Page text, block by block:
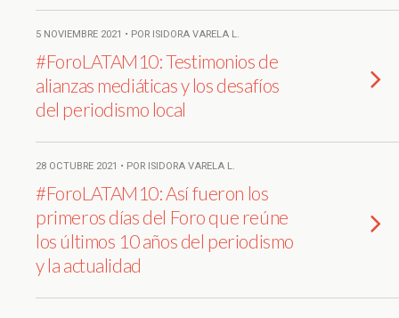
5 NOVIEMBRE 2021 • POR ISIDORA VARELA L.
#ForoLATAM10: Testimonios de
alianzas mediáticas y los desafíos
del periodismo local
28 OCTUBRE 2021 • POR ISIDORA VARELA L.
#ForoLATAM10: Así fueron los
primeros días del Foro que reúne
los últimos 10 años del periodismo
y la actualidad